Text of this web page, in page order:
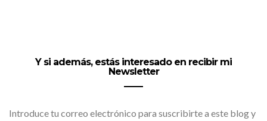
Y si además, estás interesado en recibir mi
Newsletter
Introduce tu correo electrónico para suscribirte a este blog y